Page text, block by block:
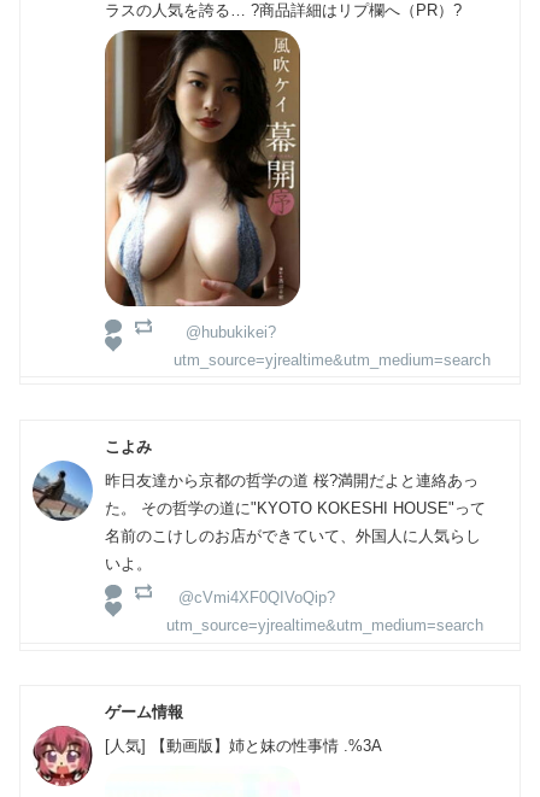
ラスの人気を誇る… ?商品詳細はリプ欄へ（PR）?
@hubukikei?
utm_source=yjrealtime&utm_medium=search
こよみ
昨日友達から京都の哲学の道 桜?満開だよと連絡あっ
た。 その哲学の道に"KYOTO KOKESHI HOUSE"って
名前のこけしのお店ができていて、外国人に人気らし
いよ。
@cVmi4XF0QIVoQip?
utm_source=yjrealtime&utm_medium=search
ゲーム情報
[人気] 【動画版】姉と妹の性事情 .%3A